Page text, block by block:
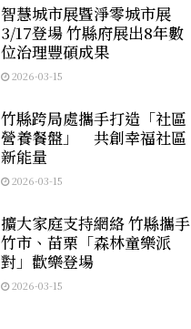
智慧城市展暨淨零城市展
3/17登場 竹縣府展出8年數
位治理豐碩成果
2026-03-15
竹縣跨局處攜手打造「社區
營養餐盤」 共創幸福社區
新能量
2026-03-15
擴大家庭支持網絡 竹縣攜手
竹市、苗栗「森林童樂派
對」歡樂登場
2026-03-15